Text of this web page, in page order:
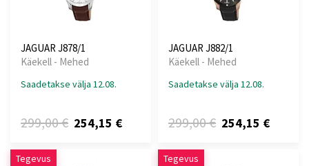
JAGUAR J878/1
Käekell - Mehed
Saadetakse välja 12.08.
299,00 € 254,15 €
JAGUAR J882/1
Käekell - Mehed
Saadetakse välja 12.08.
299,00 € 254,15 €
Tegevus Tegevus